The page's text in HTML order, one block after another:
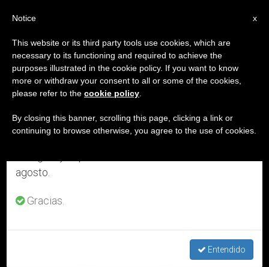
ETIQUETA
Posts Tagged ‘eclipse’
ÚLTIMAS NOTICIAS
×
Aviso importante
Del 27 de julio al 7 de agosto haremos la pausa
anual, aprovechando que en el periodo de verano
se generan menos informaciones y también el
agosto.
Gracias.
Entendido
x
Notice
This website or its third party tools use cookies, which are
necessary to its functioning and required to achieve the
purposes illustrated in the cookie policy. If you want to know
more or withdraw your consent to all or some of the cookies,
please refer to the cookie policy
By closing this banner, scrolling this page, clicking a link or
continuing to browse otherwise, you agree to the use of cookies.